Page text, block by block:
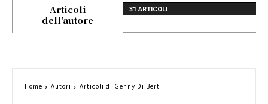
Articoli
dell'autore
31 ARTICOLI
Home Autori Articoli di Genny Di Bert